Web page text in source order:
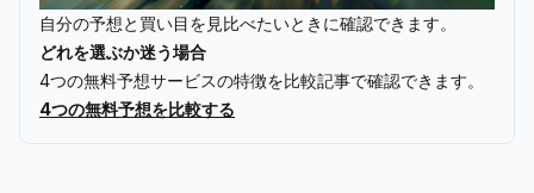
自分の予想と買い目を見比べたいときに確認できます。
どれを選ぶか迷う場合
4つの無料予想サービスの特徴を比較記事で確認できます。
4つの無料予想を比較する